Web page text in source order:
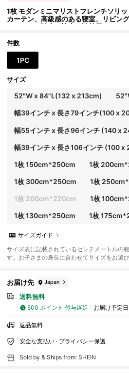
1枚 モダンミニマリストフレンチソリ
カーテン、高級感のある寝室、リビン
ルコニー、遮光、遮音、遮熱用
件数
1PC
サイズ
52"W x 84"L(132 x 213cm)
幅39インチ x 長さ79インチ(100 x
幅55インチ x 長さ96インチ (140 x
幅39インチ x 長さ106インチ (100 x
1枚 150cm*250cm 1枚
1枚 300cm*250cm 1枚
1枚 200cm*220cm 1枚
1枚 130cm*250cm 1枚
サイズガイド
サイズ表に記載されているセンチメートルの
す。お子さまの身長に合わせてサイズをお選
お届け先 Japan
送料無料
500 ポイント 付与遅延 お届け予定
返品無料
安全な支払い · プライバシー保護
Sold by & Ships from: SHEIN